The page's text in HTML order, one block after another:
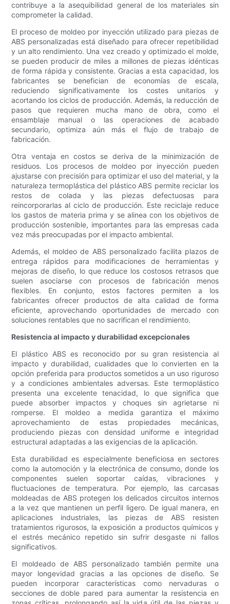
contribuye a la asequibilidad general de los materiales sin
comprometer la calidad.
El proceso de moldeo por inyección utilizado para piezas de
ABS personalizadas está diseñado para ofrecer repetibilidad
y un alto rendimiento. Una vez creado y optimizado el molde,
se pueden producir de miles a millones de piezas idénticas
de forma rápida y consistente. Gracias a esta capacidad, los
fabricantes se benefician de economías de escala,
reduciendo significativamente los costes unitarios y
acortando los ciclos de producción. Además, la reducción de
pasos que requieren mucha mano de obra, como el
ensamblaje manual o las operaciones de acabado
secundario, optimiza aún más el flujo de trabajo de
fabricación.
Otra ventaja en costos se deriva de la minimización de
residuos. Los procesos de moldeo por inyección pueden
ajustarse con precisión para optimizar el uso del material, y la
naturaleza termoplástica del plástico ABS permite reciclar los
restos de colada y las piezas defectuosas para
reincorporarlas al ciclo de producción. Este reciclaje reduce
los gastos de materia prima y se alinea con los objetivos de
producción sostenible, importantes para las empresas cada
vez más preocupadas por el impacto ambiental.
Además, el moldeo de ABS personalizado facilita plazos de
entrega rápidos para modificaciones de herramientas y
mejoras de diseño, lo que reduce los costosos retrasos que
suelen asociarse con procesos de fabricación menos
flexibles. En conjunto, estos factores permiten a los
fabricantes ofrecer productos de alta calidad de forma
eficiente, aprovechando oportunidades de mercado con
soluciones rentables que no sacrifican el rendimiento.
Resistencia al impacto y durabilidad excepcionales
El plástico ABS es reconocido por su gran resistencia al
impacto y durabilidad, cualidades que lo convierten en la
opción preferida para productos sometidos a un uso riguroso
y a condiciones ambientales adversas. Este termoplástico
presenta una excelente tenacidad, lo que significa que
puede absorber impactos y choques sin agrietarse ni
romperse. El moldeo a medida garantiza el máximo
aprovechamiento de estas propiedades mecánicas,
produciendo piezas con densidad uniforme e integridad
estructural adaptadas a las exigencias de la aplicación.
Esta durabilidad es especialmente beneficiosa en sectores
como la automoción y la electrónica de consumo, donde los
componentes suelen soportar caídas, vibraciones y
fluctuaciones de temperatura. Por ejemplo, las carcasas
moldeadas de ABS protegen los delicados circuitos internos
a la vez que mantienen un perfil ligero. De igual manera, en
aplicaciones industriales, las piezas de ABS resisten
tratamientos rigurosos, la exposición a productos químicos y
el estrés mecánico repetido sin sufrir desgaste ni fallos
significativos.
El moldeado de ABS personalizado también permite una
mayor longevidad gracias a las opciones de diseño. Se
pueden incorporar características como nervaduras o
secciones de doble pared para aumentar la resistencia en